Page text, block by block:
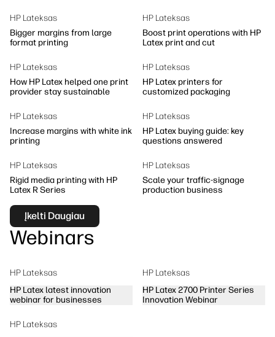
HP Lateksas
Bigger margins from large
format printing
HP Lateksas
Boost print operations with HP
Latex print and cut
HP Lateksas
How HP Latex helped one print
provider stay sustainable
HP Lateksas
HP Latex printers for
customized packaging
HP Lateksas
Increase margins with white ink
printing
HP Lateksas
HP Latex buying guide: key
questions answered
HP Lateksas
Rigid media printing with HP
Latex R Series
HP Lateksas
Scale your traffic-signage
production business
Įkelti Daugiau
Webinars
HP Lateksas
HP Latex latest innovation
webinar for businesses
HP Lateksas
HP Latex 2700 Printer Series
Innovation Webinar
HP Lateksas